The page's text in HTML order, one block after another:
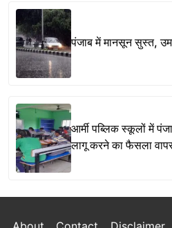
पंजाब में मानसून सुस्त,
आर्मी पब्लिक स्कूलों में
लागू करने का फैसला